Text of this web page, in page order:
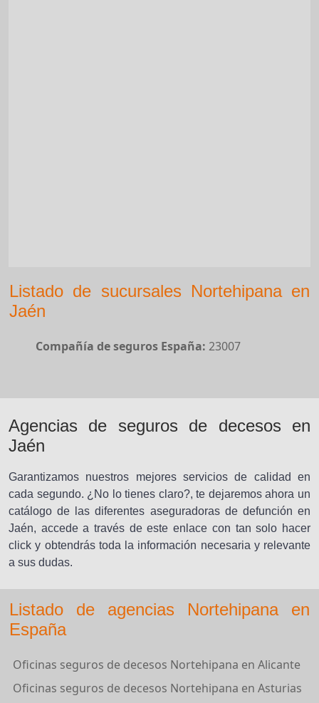
Listado de sucursales Nortehipana en
Jaén
Compañía de seguros España: 23007
Agencias de seguros de decesos en
Jaén
Garantizamos nuestros mejores servicios de calidad en
cada segundo. ¿No lo tienes claro?, te dejaremos ahora un
catálogo de las diferentes aseguradoras de defunción en
Jaén, accede a través de este enlace con tan solo hacer
click y obtendrás toda la información necesaria y relevante
a sus dudas.
Listado de agencias Nortehipana en
España
Oficinas seguros de decesos Nortehipana en Alicante
Oficinas seguros de decesos Nortehipana en Asturias